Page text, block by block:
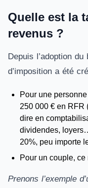
Quelle est la
revenus ?
Depuis l’adoption
d’imposition a été
Pour une
250 000 € en RFR
dire en
dividendes,
20%, peu importe
Pour un couple,
Prenons l’exemple